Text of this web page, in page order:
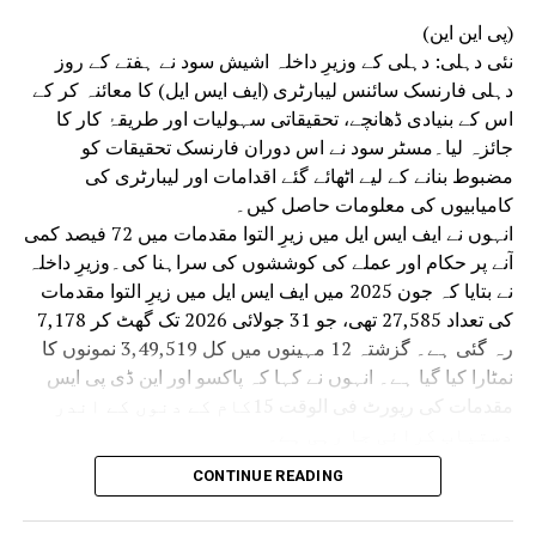
نے کہا کہ ان کے علاوہ کچھ پولیس اہلکار بھی باڈی
کیمروں کے ساتھ تعینات ہیں۔ ڈرون کے کسی بھی
خطرے سے نمٹنے کے لیے اینٹی ڈرون سسٹم بھی نصب
کیا گیا ہے۔ سوشل میڈیا پر ہونے والی گفتگو پر
بھی مسلسل نظر رکھی جا رہی ہے۔ ہم پوری طرح تیار
ہیں۔ تمام بریفنگ اور ٹریننگ سیشن مکمل ہو چکے
ہیں۔ممکنہ دہشت گردانہ حملوں کے خطرے کے پیش
نظر، دہلی پولیس اور نیشنل سیکورٹی گارڈ (این
ایس جی) نے مرکزی اور ریاستی ایجنسیوں کے ساتھ
مل کر قومی راجدھانی میں انسداد دہشت گردی کی
مشترکہ مشق کی ہے۔
(پی این این)
نئی دہلی: دہلی کے وزیرِ داخلہ اشیش سود نے ہفتے کے روز
دہلی فارنسک سائنس لیبارٹری (ایف ایس ایل) کا معائنہ کر کے
اس کے بنیادی ڈھانچے، تحقیقاتی سہولیات اور طریقۂ کار کا
جائزہ لیا۔مسٹر سود نے اس دوران فارنسک تحقیقات کو
مضبوط بنانے کے لیے اٹھائے گئے اقدامات اور لیبارٹری کی
کامیابیوں کی معلومات حاصل کیں۔
انہوں نے ایف ایس ایل میں زیرِ التوا مقدمات میں 72 فیصد کمی
آنے پر حکام اور عملے کی کوششوں کی سراہنا کی۔وزیرِ داخلہ
نے بتایا کہ جون 2025 میں ایف ایس ایل میں زیرِ التوا مقدمات
کی تعداد 27,585 تھی، جو 31 جولائی 2026 تک گھٹ کر 7,178
رہ گئی ہے۔ گزشتہ 12 مہینوں میں کل 3,49,519 نمونوں کا
نمٹارا کیا گیا ہے۔ انہوں نے کہا کہ پاکسو اور این ڈی پی ایس
نومبر 2025 سے لیبارٹری میں ہر مہینے 3,000 سے زائد
مقدمات کی جانچ کی صلاحیت حاصل کی جا رہی ہے۔
انہوں نے کہا کہ وزیر اعظم نریندر مودی اور وزیرِ
CONTINUE READING